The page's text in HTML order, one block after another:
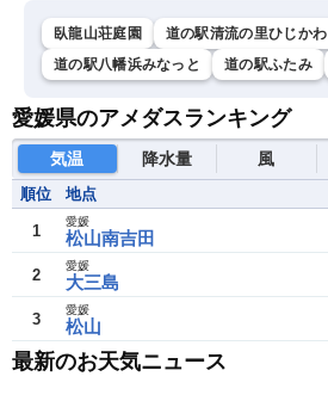
臥龍山荘庭園
道の駅清流の里ひじかわ
道の駅八幡浜みなっと
道の駅ふたみ
愛媛県のアメダスランキング
気温 降水量 風
順位 地点
1 松山南吉田
愛媛
2 大三島
愛媛
3 松山
愛媛
最新のお天気ニュース